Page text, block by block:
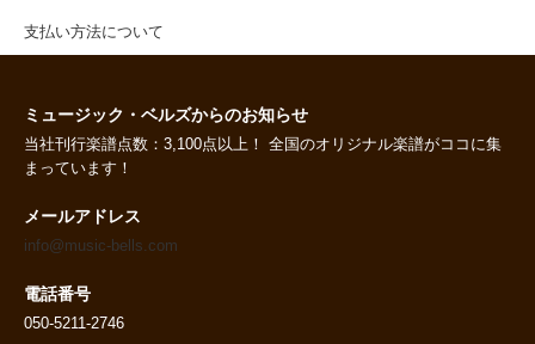
支払い方法について
ミュージック・ベルズからのお知らせ
当社刊行楽譜点数：3,100点以上！ 全国のオリジナル楽譜がココに集
まっています！
メールアドレス
info@music-bells.com
電話番号
050-5211-2746